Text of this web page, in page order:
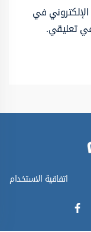
في
تعليقي.
اتفاقية الاستخدام